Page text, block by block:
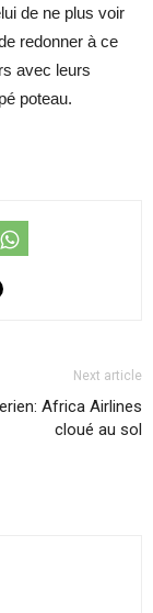
de ne plus voir
redonner à ce
avec leurs
poteau.
Next article
Africa Airlines
cloué au sol